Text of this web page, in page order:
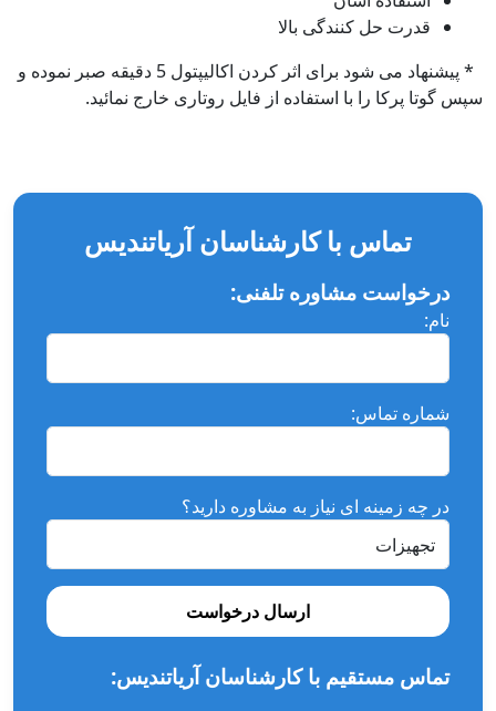
قدرت حل کنندگی بالا
* پیشنهاد می شود برای اثر کردن اکالیپتول 5 دقیقه صبر نموده و
سپس گوتا پرکا را با استفاده از فایل روتاری خارج نمائید.
تماس با کارشناسان آریاتندیس
درخواست مشاوره تلفنی:
نام:
شماره تماس:
در چه زمینه ای نیاز به مشاوره دارید؟
ارسال درخواست
تماس مستقیم با کارشناسان آریاتندیس: